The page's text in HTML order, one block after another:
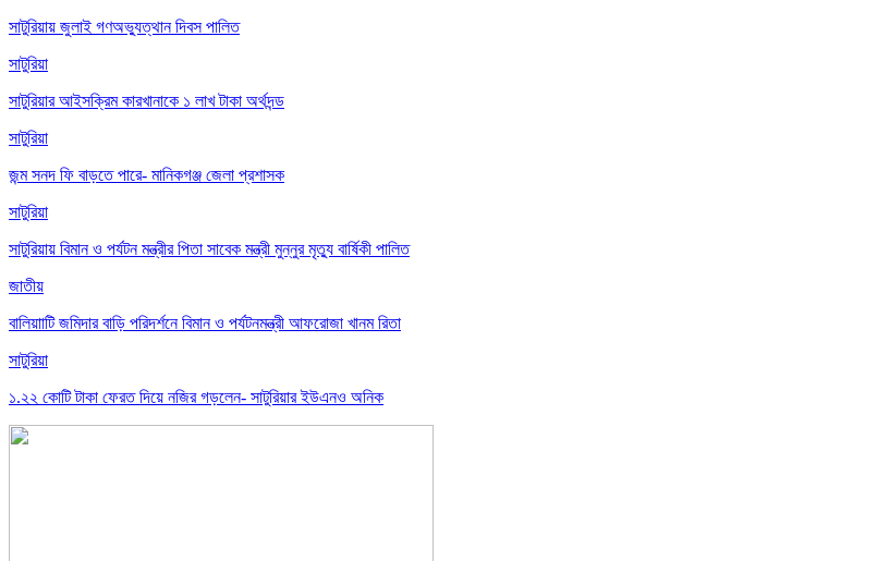
সাটুরিয়ায় জুলাই গণঅভ্যুত্থান দিবস পালিত
সাটুরিয়া
সাটুরিয়ার আইসক্রিম কারখানাকে ১ লাখ টাকা অর্থদন্ড
সাটুরিয়া
জন্ম সনদ ফি বাড়তে পারে- মানিকগঞ্জ জেলা প্রশাসক
সাটুরিয়া
সাটুরিয়ায় বিমান ও পর্যটন মন্ত্রীর পিতা সাবেক মন্ত্রী মুন্নুর মৃত্যু বার্ষিকী পালিত
জাতীয়
বালিয়াাটি জমিদার বাড়ি পরিদর্শনে বিমান ও পর্যটনমন্ত্রী আফরোজা খানম রিতা
সাটুরিয়া
১.২২ কোটি টাকা ফেরত দিয়ে নজির গড়লেন- সাটুরিয়ার ইউএনও অনিক